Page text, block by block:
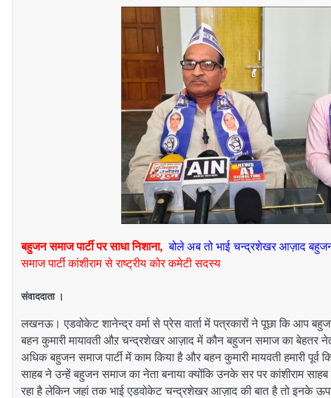
बहुजन समाज पार्टी पर साधा निशाना, बोले अब तो भाई चन्द्रशेखर आज़ाद
समाज पार्टी कांशीराम से राष्ट्रीय कोर कमेटी सदस्य
संवाददाता ।
लखनऊ। एडवोकेट शानेन्द्र वर्मा से प्रेस वार्ता में पत्रकारों ने पूछा कि आप
बहन कुमारी मायावती औऱ चन्द्रशेखर आज़ाद में कौन बहुजन समाज का बेहतर
अधिक बहुजन समाज पार्टी में काम किया है और बहन कुमारी मायवती हमारी पूर्व
साहब ने उन्हें बहुजन समाज का नेता बनाया क्योंकि उनके सर पर कांशीराम
रहा है लेकिन जहां तक भाई एडवोकेट चन्द्रशेखर आज़ाद की बात है तो इनके